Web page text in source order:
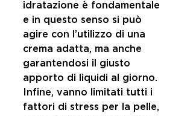
idratazione è fondamentale
e in questo senso si può
agire con l’utilizzo di una
crema adatta, ma anche
garantendosi il giusto
apporto di liquidi al giorno.
Infine, vanno limitati tutti i
fattori di stress per la pelle,